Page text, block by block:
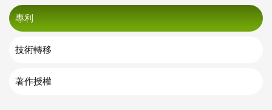
專利
技術轉移
著作授權